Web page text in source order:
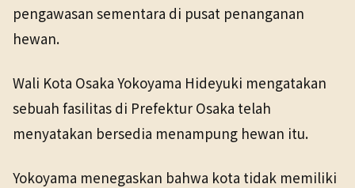
pengawasan sementara di pusat penanganan
hewan.
Wali Kota Osaka Yokoyama Hideyuki mengatakan
sebuah fasilitas di Prefektur Osaka telah
menyatakan bersedia menampung hewan itu.
Yokoyama menegaskan bahwa kota tidak memiliki